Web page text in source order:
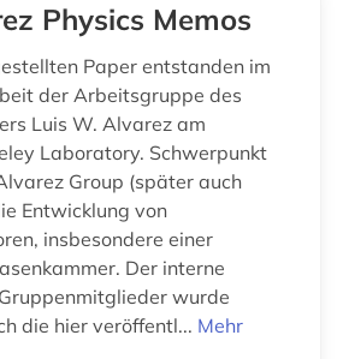
gasversorgung (1)
gebrauchsmuster (3)
gebrauchsmusteranmeldung (2)
gebrauchsmusterrecht (2)
geisteswissenschaften (9)
general topics for engineers (1)
generative ki (1)
Physics Memos
Paper entstanden im
der Arbeitsgruppe des
Luis W. Alvarez am
Laboratory. Schwerpunkt
Group (später auch
Entwicklung von
insbesondere einer
Der interne
wurde
die hier veröffentl... Mehr